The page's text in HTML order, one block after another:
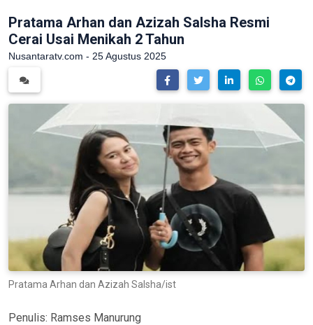
Pratama Arhan dan Azizah Salsha Resmi
Cerai Usai Menikah 2 Tahun
Nusantaratv.com - 25 Agustus 2025
Pratama Arhan dan Azizah Salsha/ist
Penulis: Ramses Manurung